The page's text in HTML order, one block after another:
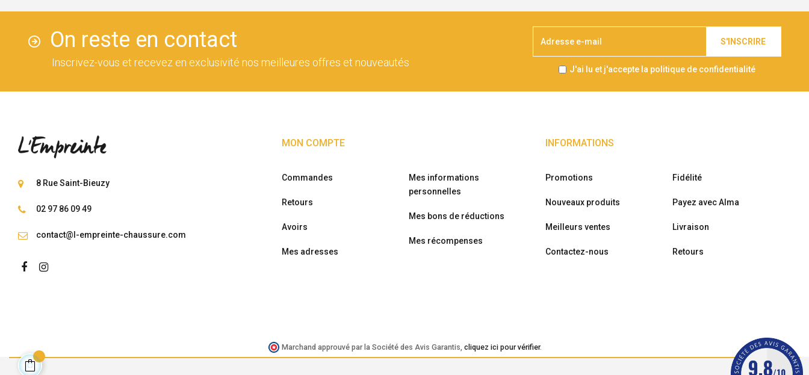
On reste en contact
Inscrivez-vous et recevez en exclusivité nos meilleures offres et nouveautés
S'INSCRIRE
J'ai lu et j'accepte la politique de confidentialité
8 Rue Saint-Bieuzy
02 97 86 09 49
contact@l-empreinte-chaussure.com
MON COMPTE
Commandes
Retours
Avoirs
Mes adresses
Mes informations
personnelles
Mes bons de réductions
Mes récompenses
INFORMATIONS
Promotions
Nouveaux produits
Meilleurs ventes
Contactez-nous
Fidélité
Payez avec Alma
Livraison
Retours
Marchand approuvé par la Société des Avis Garantis, cliquez ici pour vérifier.